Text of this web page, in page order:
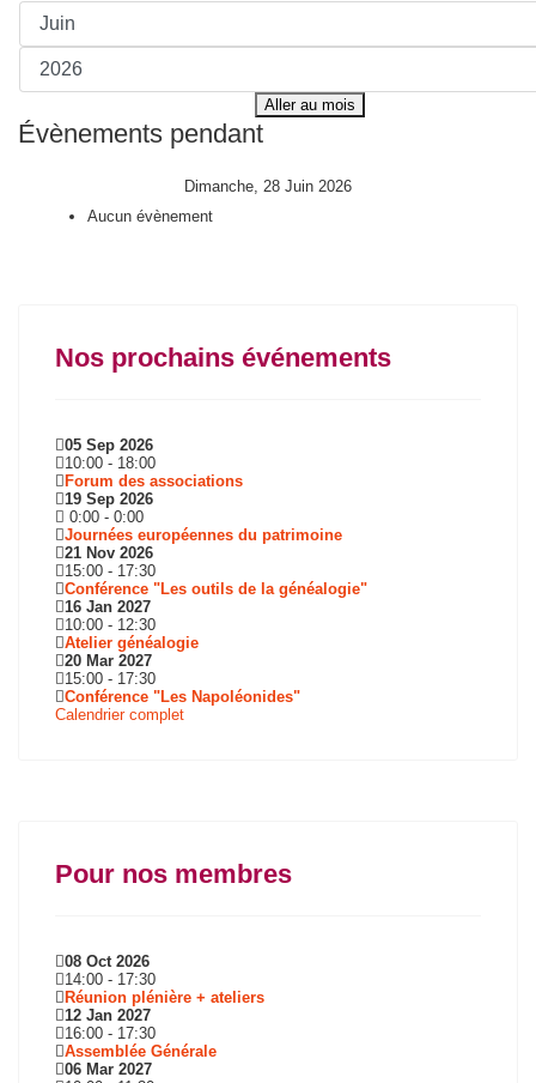
Aller au mois
Évènements pendant
Dimanche, 28 Juin 2026
Aucun évènement
Nos prochains événements
05 Sep 2026
10:00 - 18:00
Forum des associations
19 Sep 2026
0:00 - 0:00
Journées européennes du patrimoine
21 Nov 2026
15:00 - 17:30
Conférence "Les outils de la généalogie"
16 Jan 2027
10:00 - 12:30
Atelier généalogie
20 Mar 2027
15:00 - 17:30
Conférence "Les Napoléonides"
Calendrier complet
Pour nos membres
08 Oct 2026
14:00 - 17:30
Réunion plénière + ateliers
12 Jan 2027
16:00 - 17:30
Assemblée Générale
06 Mar 2027